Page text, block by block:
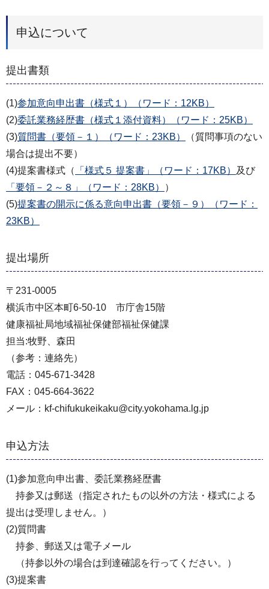
申込について
提出書類
(1)参加意向申出書（様式１）（ワード：12KB）
(2)委託業務経歴書（様式１添付資料）（ワード：25KB）
(3)質問書（要領－１）（ワード：23KB）
（質問事項のない
場合は提出不要）
(4)提案書様式（
「様式５ 提案書」（ワード：17KB）
及び
「要領－２～８」（ワード：28KB）
）
(5)提案書の開示に係る意向申出書（要領－９）（ワード：
23KB）
提出場所
〒231-0005
横浜市中区本町6-50-10 市庁舎15階
健康福祉局地域福祉保健部福祉保健課
担当:牧野、森田
（参考：連絡先）
電話：045-671-3428
FAX：045-664-3622
メール：kf-chifukukeikaku@city.yokohama.lg.jp
申込方法
(1)参加意向申出書、委託業務経歴書
持参又は郵送（指定されたもの以外の方法・様式による
提出は受理しません。）
(2)質問書
持参、郵送又は電子メール
（持参以外の場合は到達確認を行ってください。）
(3)提案書